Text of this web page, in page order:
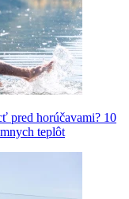
pred horúčavami? 10
teplôt